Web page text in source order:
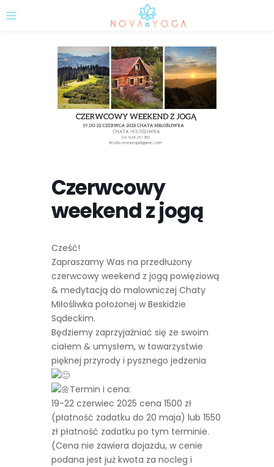
Czerwcowy
weekend z jogą
Cześć!
Zapraszamy Was na przedłużony
czerwcowy weekend z jogą powięziową
& medytacją do malowniczej Chaty
Miłośliwka położonej w Beskidzie
Sądeckim.
Będziemy zaprzyjaźniać się ze swoim
ciałem & umysłem, w towarzystwie
pięknej przyrody i pysznego jedzenia
Termin i cena:
19-22 czerwiec 2025 cena 1500 zł
(płatność zadatku do 20 maja) lub 1550
zł płatność zadatku po tym terminie.
(Cena nie zawiera dojazdu, w cenie
podana jest już kwota za nocleg i